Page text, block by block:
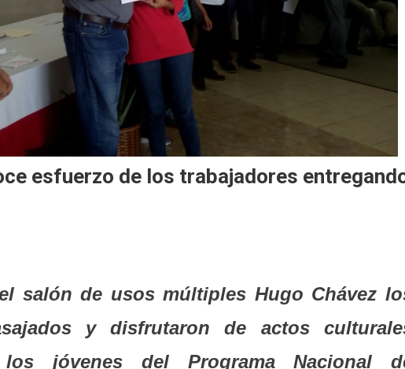
esfuerzo de los trabajadores
salón de usos múltiples Hugo Chávez
y disfrutaron de actos
jóvenes del Programa Nacional